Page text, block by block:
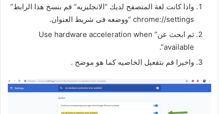
واذا كانت لغة المتصفح لديك “الانجليزيه” قم بنسخ هذا الرابط”
chrome://settings “ووضعه فى شريط العنوان.
ثم ابحث عن” Use hardware acceleration when
available”.
واخيرا قم بتفعيل الخاصيه كما هو موضح .